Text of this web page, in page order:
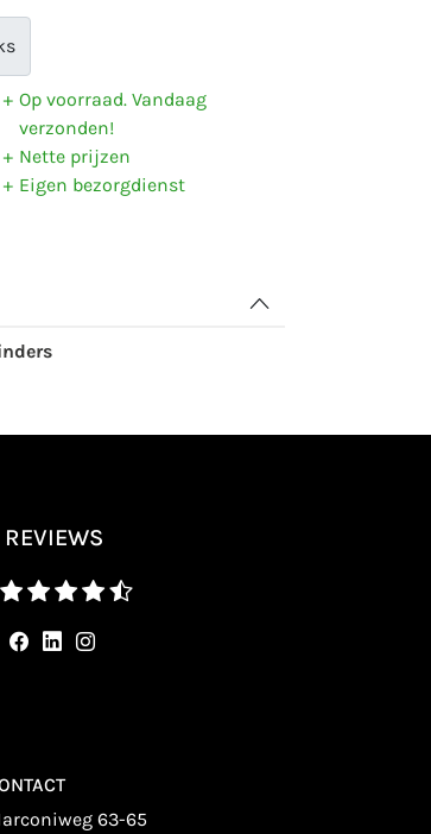
Op voorraad. Vandaag
verzonden!
Nette prijzen
Eigen bezorgdienst
REVIEWS
63-65